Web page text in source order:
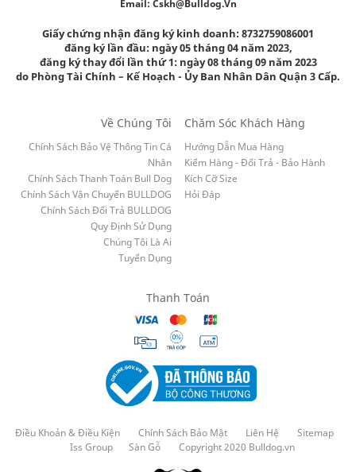
Email: Cskh@bulldog.vn
Giấy chứng nhận đăng ký kinh doanh: 8732759086001
đăng ký lần đầu: ngày 05 tháng 04 năm 2023,
đăng ký thay đổi lần thứ 1: ngày 08 tháng 09 năm 2023
do Phòng Tài Chính – Kế Hoạch - Ủy Ban Nhân Dân Quận 3 Cấp.
Về Chúng Tôi
Chính Sách Bảo Vệ Thông Tin Cá
Nhân
Chính Sách Thanh Toán Bull Dog
Chính Sách Vận Chuyển BULLDOG
Chính Sách Đổi Trả BULLDOG
Quy Định Sử Dụng
Chúng Tôi Là Ai
Tuyển Dụng
Chăm Sóc Khách Hàng
Hướng Dẫn Mua Hàng
Kiểm Hàng - Đổi Trả - Bảo Hành
Kích Cỡ Size
Hỏi Đáp
Thanh Toán
Điều Khoản & Điều Kiện Chính Sách Bảo Mật Liên Hệ
Sitemap
Iss Group
Sàn Gỗ Copyright 2020 Bulldog.vn